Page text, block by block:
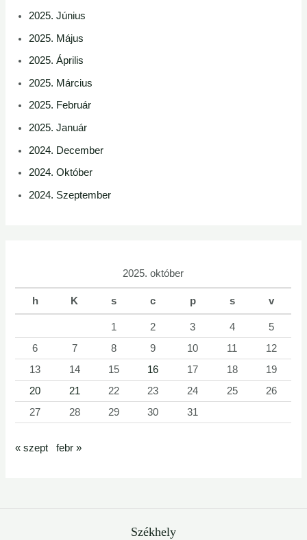
2025. Június
2025. Május
2025. Április
2025. Március
2025. Február
2025. Január
2024. December
2024. Október
2024. Szeptember
2025. október
h K s c p s v
1 2 3 4
5
6
7 8 9 10 11
12
13
14 15 16 17 18
19
20
21 22 23 24 25
26
27
28 29 30 31
« szept febr »
Székhely